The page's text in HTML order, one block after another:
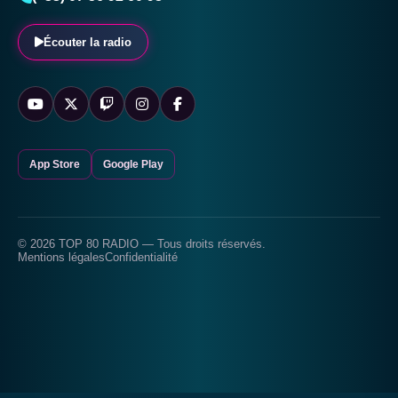
Écouter la radio
App Store Google Play
© 2026 TOP 80 RADIO — Tous droits réservés.
Mentions légalesConfidentialité